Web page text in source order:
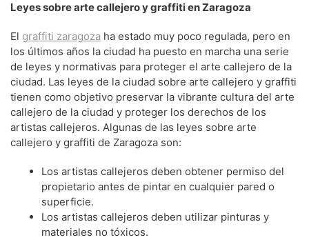
Leyes sobre arte callejero y graffiti en Zaragoza
El graffiti zaragoza ha estado muy poco regulada, pero en
los últimos años la ciudad ha puesto en marcha una serie
de leyes y normativas para proteger el arte callejero de la
ciudad. Las leyes de la ciudad sobre arte callejero y graffiti
tienen como objetivo preservar la vibrante cultura del arte
callejero de la ciudad y proteger los derechos de los
artistas callejeros. Algunas de las leyes sobre arte
callejero y graffiti de Zaragoza son:
Los artistas callejeros deben obtener permiso del
propietario antes de pintar en cualquier pared o
superficie.
Los artistas callejeros deben utilizar pinturas y
materiales no tóxicos.